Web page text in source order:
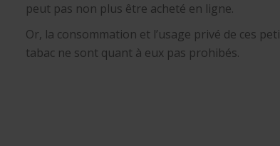
peut pas non plus être acheté en ligne.
Or, la consommation et l’usage privé de ces
tabac ne sont quant à eux pas prohibés.